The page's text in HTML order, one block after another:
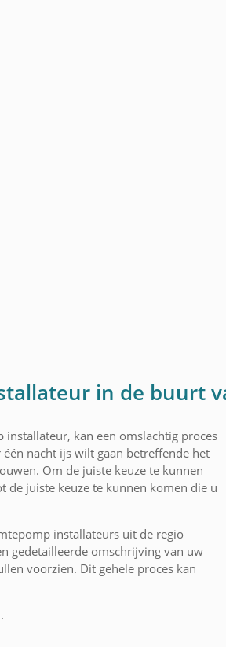
in de buurt
kan een omslachtig proces
nacht ijs wilt gaan betreffende het
Om de juiste keuze te kunnen
de juiste keuze te kunnen komen die u
installateurs uit de regio
gedetailleerde omschrijving van uw
voorzien. Dit gehele proces kan